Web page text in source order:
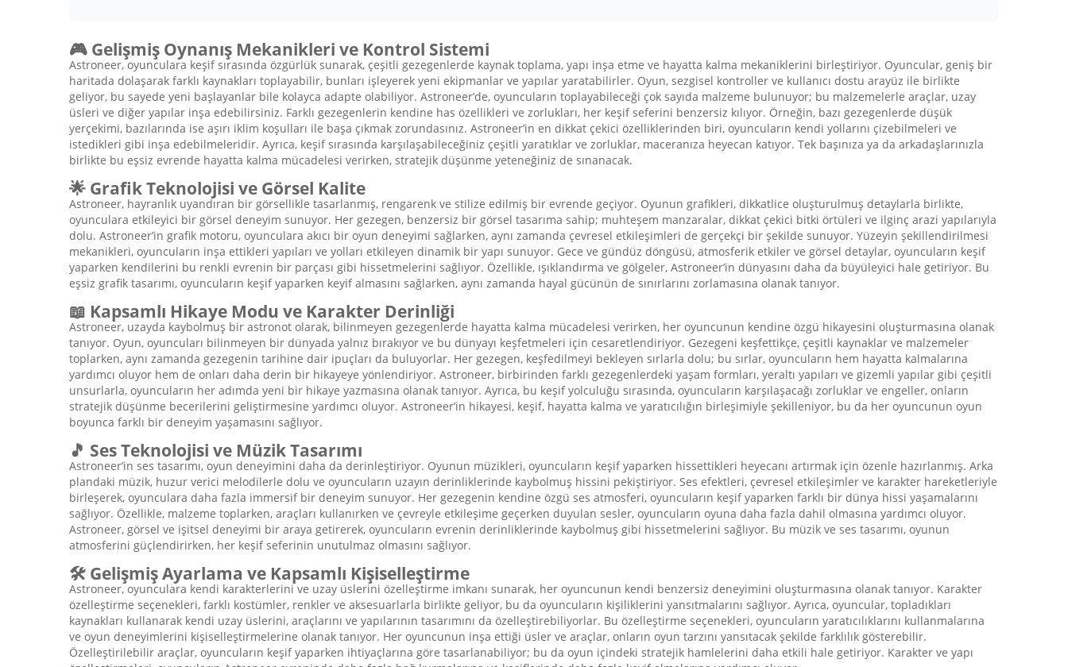
🎮 Gelişmiş Oynanış Mekanikleri ve Kontrol Sistemi
Astroneer, oyunculara keşif sırasında özgürlük sunarak, çeşitli gezegenlerde kaynak toplama, yapı inşa etme ve hayatta kalma mekaniklerini birleştiriyor. Oyuncular, geniş bir
haritada dolaşarak farklı kaynakları toplayabilir, bunları işleyerek yeni ekipmanlar ve yapılar yaratabilirler. Oyun, sezgisel kontroller ve kullanıcı dostu arayüz ile birlikte
geliyor, bu sayede yeni başlayanlar bile kolayca adapte olabiliyor. Astroneer’de, oyuncuların toplayabileceği çok sayıda malzeme bulunuyor; bu malzemelerle araçlar, uzay
üsleri ve diğer yapılar inşa edebilirsiniz. Farklı gezegenlerin kendine has özellikleri ve zorlukları, her keşif seferini benzersiz kılıyor. Örneğin, bazı gezegenlerde düşük
yerçekimi, bazılarında ise aşırı iklim koşulları ile başa çıkmak zorundasınız. Astroneer’in en dikkat çekici özelliklerinden biri, oyuncuların kendi yollarını çizebilmeleri ve
istedikleri gibi inşa edebilmeleridir. Ayrıca, keşif sırasında karşılaşabileceğiniz çeşitli yaratıklar ve zorluklar, maceranıza heyecan katıyor. Tek başınıza ya da arkadaşlarınızla
birlikte bu eşsiz evrende hayatta kalma mücadelesi verirken, stratejik düşünme yeteneğiniz de sınanacak.
🌟 Grafik Teknolojisi ve Görsel Kalite
Astroneer, hayranlık uyandıran bir görsellikle tasarlanmış, rengarenk ve stilize edilmiş bir evrende geçiyor. Oyunun grafikleri, dikkatlice oluşturulmuş detaylarla birlikte,
oyunculara etkileyici bir görsel deneyim sunuyor. Her gezegen, benzersiz bir görsel tasarıma sahip; muhteşem manzaralar, dikkat çekici bitki örtüleri ve ilginç arazi yapılarıyla
dolu. Astroneer’in grafik motoru, oyunculara akıcı bir oyun deneyimi sağlarken, aynı zamanda çevresel etkileşimleri de gerçekçi bir şekilde sunuyor. Yüzeyin şekillendirilmesi
mekanikleri, oyuncuların inşa ettikleri yapıları ve yolları etkileyen dinamik bir yapı sunuyor. Gece ve gündüz döngüsü, atmosferik etkiler ve görsel detaylar, oyuncuların keşif
yaparken kendilerini bu renkli evrenin bir parçası gibi hissetmelerini sağlıyor. Özellikle, ışıklandırma ve gölgeler, Astroneer’in dünyasını daha da büyüleyici hale getiriyor. Bu
eşsiz grafik tasarımı, oyuncuların keşif yaparken keyif almasını sağlarken, aynı zamanda hayal gücünün de sınırlarını zorlamasına olanak tanıyor.
📖 Kapsamlı Hikaye Modu ve Karakter Derinliği
Astroneer, uzayda kaybolmuş bir astronot olarak, bilinmeyen gezegenlerde hayatta kalma mücadelesi verirken, her oyuncunun kendine özgü hikayesini oluşturmasına olanak
tanıyor. Oyun, oyuncuları bilinmeyen bir dünyada yalnız bırakıyor ve bu dünyayı keşfetmeleri için cesaretlendiriyor. Gezegeni keşfettikçe, çeşitli kaynaklar ve malzemeler
toplarken, aynı zamanda gezegenin tarihine dair ipuçları da buluyorlar. Her gezegen, keşfedilmeyi bekleyen sırlarla dolu; bu sırlar, oyuncuların hem hayatta kalmalarına
yardımcı oluyor hem de onları daha derin bir hikayeye yönlendiriyor. Astroneer, birbirinden farklı gezegenlerdeki yaşam formları, yeraltı yapıları ve gizemli yapılar gibi çeşitli
unsurlarla, oyuncuların her adımda yeni bir hikaye yazmasına olanak tanıyor. Ayrıca, bu keşif yolculuğu sırasında, oyuncuların karşılaşacağı zorluklar ve engeller, onların
stratejik düşünme becerilerini geliştirmesine yardımcı oluyor. Astroneer’in hikayesi, keşif, hayatta kalma ve yaratıcılığın birleşimiyle şekilleniyor, bu da her oyuncunun oyun
boyunca farklı bir deneyim yaşamasını sağlıyor.
🎵 Ses Teknolojisi ve Müzik Tasarımı
Astroneer’in ses tasarımı, oyun deneyimini daha da derinleştiriyor. Oyunun müzikleri, oyuncuların keşif yaparken hissettikleri heyecanı artırmak için özenle hazırlanmış. Arka
plandaki müzik, huzur verici melodilerle dolu ve oyuncuların uzayın derinliklerinde kaybolmuş hissini pekiştiriyor. Ses efektleri, çevresel etkileşimler ve karakter hareketleriyle
birleşerek, oyunculara daha fazla immersif bir deneyim sunuyor. Her gezegenin kendine özgü ses atmosferi, oyuncuların keşif yaparken farklı bir dünya hissi yaşamalarını
sağlıyor. Özellikle, malzeme toplarken, araçları kullanırken ve çevreyle etkileşime geçerken duyulan sesler, oyuncuların oyuna daha fazla dahil olmasına yardımcı oluyor.
Astroneer, görsel ve işitsel deneyimi bir araya getirerek, oyuncuların evrenin derinliklerinde kaybolmuş gibi hissetmelerini sağlıyor. Bu müzik ve ses tasarımı, oyunun
atmosferini güçlendirirken, her keşif seferinin unutulmaz olmasını sağlıyor.
🛠️ Gelişmiş Ayarlama ve Kapsamlı Kişiselleştirme
Astroneer, oyunculara kendi karakterlerini ve uzay üslerini özelleştirme imkanı sunarak, her oyuncunun kendi benzersiz deneyimini oluşturmasına olanak tanıyor. Karakter
özelleştirme seçenekleri, farklı kostümler, renkler ve aksesuarlarla birlikte geliyor, bu da oyuncuların kişiliklerini yansıtmalarını sağlıyor. Ayrıca, oyuncular, topladıkları
kaynakları kullanarak kendi uzay üslerini, araçlarını ve yapılarının tasarımını da özelleştirebiliyorlar. Bu özelleştirme seçenekleri, oyuncuların yaratıcılıklarını kullanmalarına
ve oyun deneyimlerini kişiselleştirmelerine olanak tanıyor. Her oyuncunun inşa ettiği üsler ve araçlar, onların oyun tarzını yansıtacak şekilde farklılık gösterebilir.
Özelleştirilebilir araçlar, oyuncuların keşif yaparken ihtiyaçlarına göre tasarlanabiliyor; bu da oyun içindeki stratejik hamlelerini daha etkili hale getiriyor. Karakter ve yapı